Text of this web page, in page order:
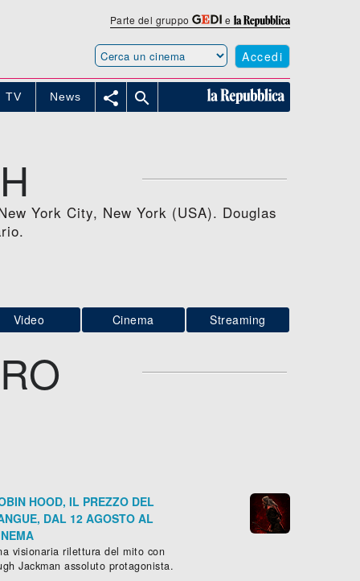
Parte del gruppo e
Accedi
TV News  
York City, New York (USA). Douglas
Video Cinema Streaming
HOOD, IL PREZZO DEL
DAL 12 AGOSTO AL
visionaria rilettura del mito con
Jackman assoluto protagonista.